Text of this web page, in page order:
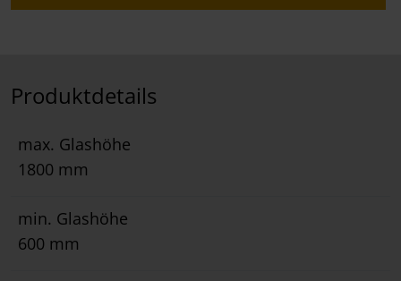
Produktdetails
max. Glashöhe
1800 mm
min. Glashöhe
600 mm